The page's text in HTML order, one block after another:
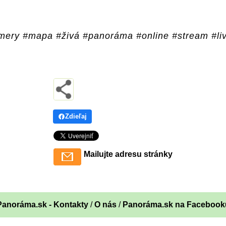
#mapa #živá #panoráma #online #stream
Zdieľaj
Mailujte adresu stránky
- Kontakty/O nás/ Panoráma.sk na